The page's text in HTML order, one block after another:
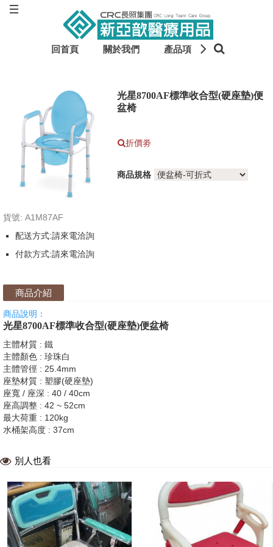
回首頁 關於我們 產品項目
貨號: A1M87AF
光星8700AF標準收合型(硬座墊)便
盆椅
折價劵
商品規格
配送方式:請來電洽詢
付款方式:請來電洽詢
商品介紹
商品說明：
光星8700AF標準收合型(硬座墊)便盆椅
主體材質 : 鐵
主體顏色 : 珍珠白
主體管徑 : 25.4mm
座墊材質 : 塑膠(硬座墊)
座寬 / 座深 : 40 / 40cm
座高調整 : 42 ~ 52cm
最大荷重 : 120kg
水桶架高度 : 37cm
別人也看